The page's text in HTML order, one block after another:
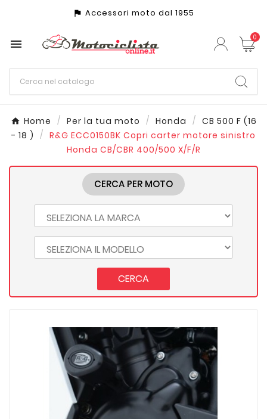
assistant_photo Accessori moto dal 1955
 0
Home Per la tua moto Honda
CB 500 F (16
- 18 )
R&G ECC0150BK Copri carter motore sinistro
Honda CB/CBR 400/500 X/F/R
CERCA PER MOTO
CERCA